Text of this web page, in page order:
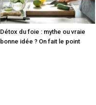
Détox du foie : mythe ou vraie
bonne idée ? On fait le point